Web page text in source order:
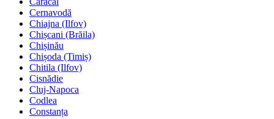
Cernavodă
Chiajna (Ilfov)
Chișcani (Brăila)
Chișinău
Chișoda (Timiș)
Chitila (Ilfov)
Cisnădie
Cluj-Napoca
Codlea
Constanța